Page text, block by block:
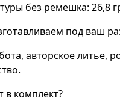
без ремешка: 26,8
под ваш
авторское литье,
в комплект?